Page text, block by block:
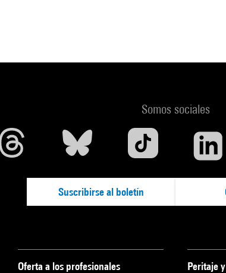
Somos sociales
Suscribirse al boletín
Oferta a los profesionales Peritaje